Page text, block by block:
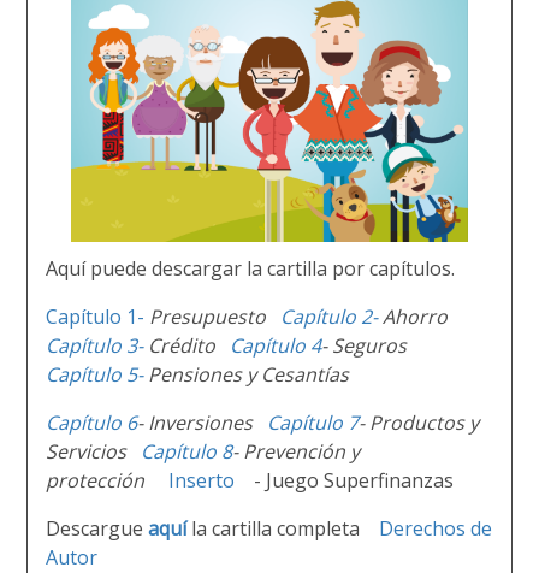
Aquí puede descargar la cartilla por capítulos.
Capítulo 1- Presupuesto Capítulo 2-Ahorro
Capítulo 3- Crédito Capítulo 4-Seguros
Capítulo 5-Pensiones y Cesantías
Capítulo 6-Inversiones Capítulo 7-Productos y
Servicios Capítulo 8-Prevención y
protección
Inserto
- Juego Superfinanzas
Descargueaquíla cartilla completa Derechos de
Autor